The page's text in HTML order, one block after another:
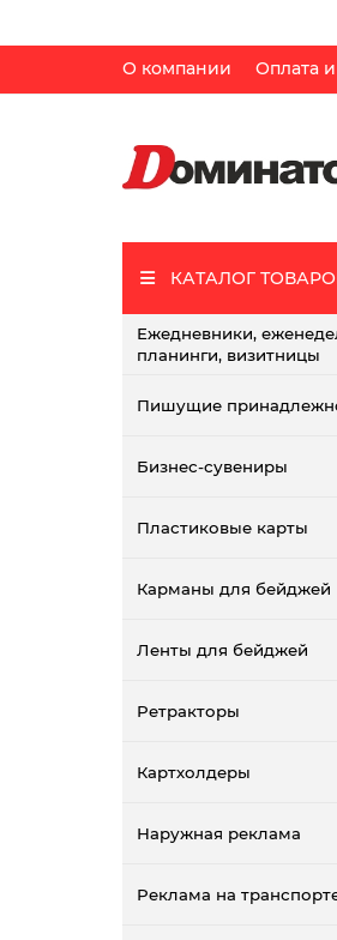
О компании Оплата
КАТАЛОГ
Ежедневники,
планинги, визитницы
Пишущие
Бизнес-сувениры
Пластиковые карты
Карманы для бейджей
Ленты для бейджей
Ретракторы
Картхолдеры
Наружная реклама
Реклама на